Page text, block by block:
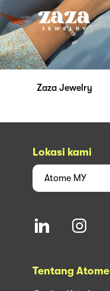
Zaza Jewelry
Lokasi kami
Atome MY
Tentang Atome